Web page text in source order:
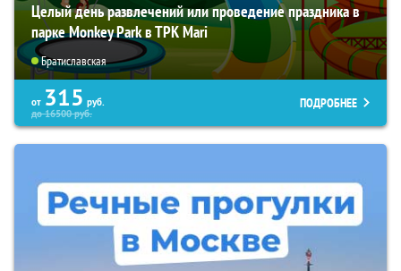
Целый день развлечений или проведение праздника в
парке Monkey Park в ТРК Mari
Братиславская
от 315 руб.
до16500руб.
ПОДРОБНЕЕ